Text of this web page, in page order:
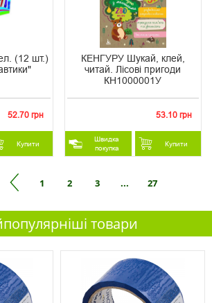
(12 шт.)
52.70 грн
Купити
КЕНГУРУ Шукай, клей,
читай. Лісові пригоди
КН1000001У
53.10 грн
Швидка
покупка
Купити
1 2 3 ... 27
товари